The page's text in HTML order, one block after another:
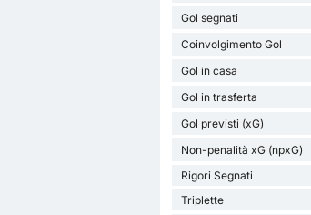
Gol segnati
Coinvolgimento Gol
Gol in casa
Gol in trasferta
Gol previsti (xG)
Non-penalità xG (npxG)
Rigori Segnati
Triplette